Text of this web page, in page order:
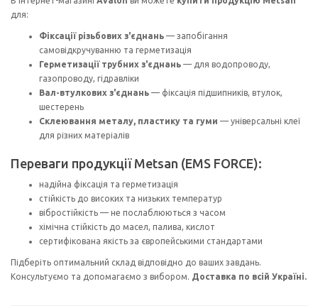
для:
Фіксації різьбових з'єднань — запобігання
самовідкручуванню та герметизація
Герметизації трубних з'єднань — для водопроводу,
газопроводу, гідравліки
Вал-втулкових з'єднань — фіксація підшипників, втулок,
шестерень
Склеювання металу, пластику та гуми — універсальні клеї
для різних матеріалів
Переваги продукції Metsan (EMS FORCE):
надійна фіксація та герметизація
стійкість до високих та низьких температур
вібростійкість — не послаблюються з часом
хімічна стійкість до масел, палива, кислот
сертифікована якість за європейськими стандартами
Підберіть оптимальний склад відповідно до ваших завдань.
Консультуємо та допомагаємо з вибором. Доставка по всій Україні.